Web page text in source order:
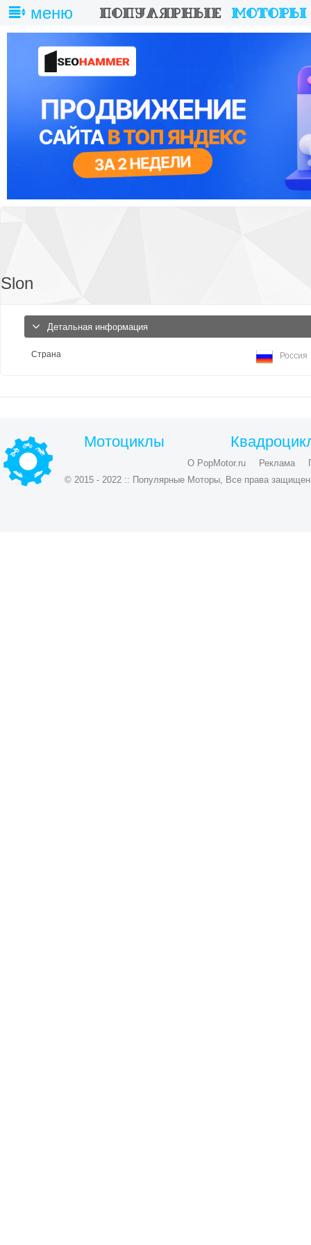
меню
Slon
Детальная информация
Страна Россия
Мотоциклы
О PopMotor.ru Реклама
© 2015 - 2022 :: Популярные Моторы, Все права